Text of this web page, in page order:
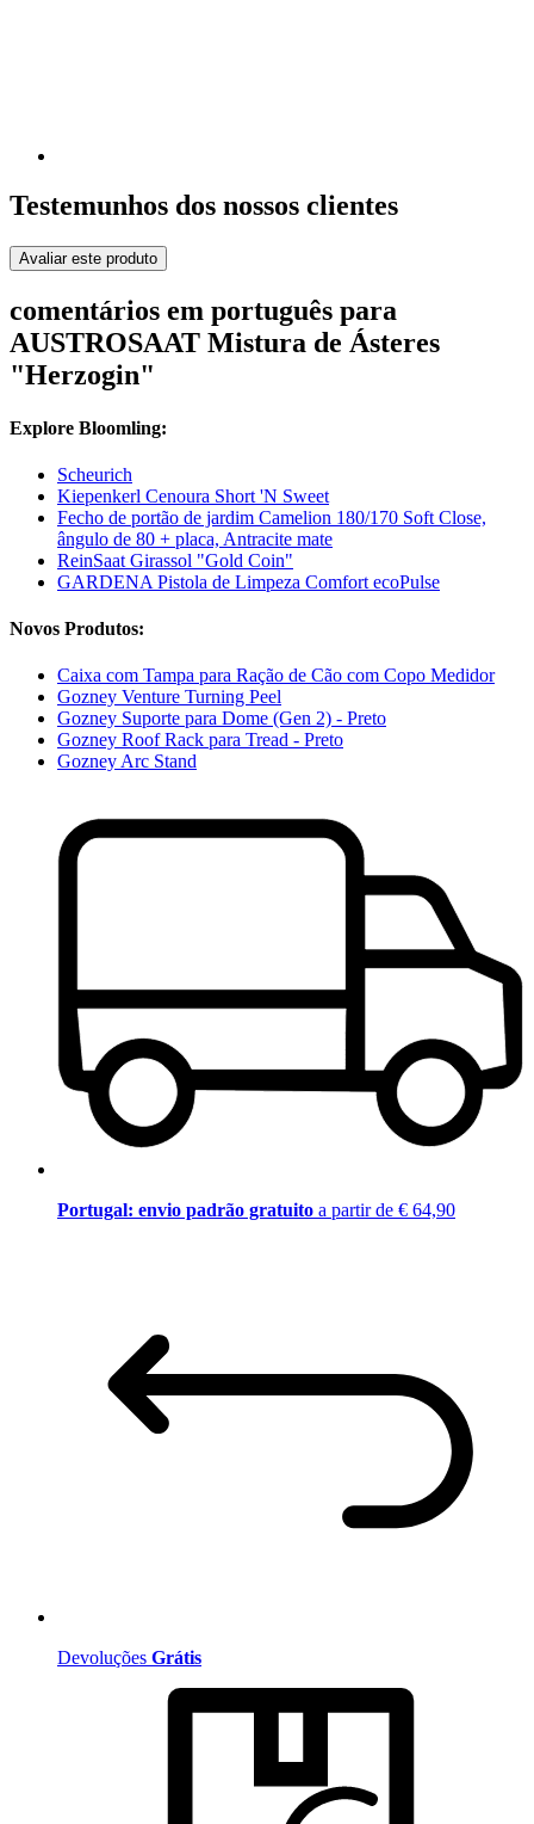
Testemunhos dos nossos clientes
Avaliar este produto
comentários em português para
AUSTROSAAT Mistura de Ásteres
"Herzogin"
Explore Bloomling:
Scheurich
Kiepenkerl Cenoura Short 'N Sweet
Fecho de portão de jardim Camelion 180/170 Soft Close,
ângulo de 80 + placa, Antracite mate
ReinSaat Girassol "Gold Coin"
GARDENA Pistola de Limpeza Comfort ecoPulse
Novos Produtos:
Caixa com Tampa para Ração de Cão com Copo Medidor
Gozney Venture Turning Peel
Gozney Suporte para Dome (Gen 2) - Preto
Gozney Roof Rack para Tread - Preto
Gozney Arc Stand
Portugal: envio padrão gratuito a partir de € 64,90
Devoluções Grátis